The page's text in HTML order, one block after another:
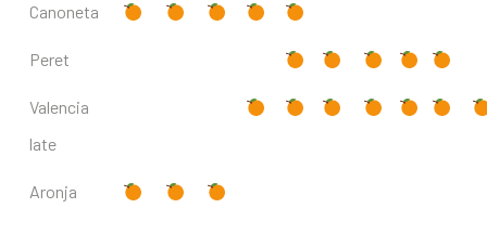
Canoneta
Peret
Valencia
late
Aronja